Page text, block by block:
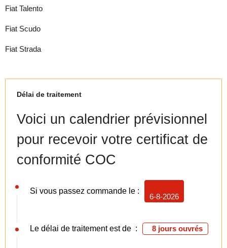
Fiat Talento
Fiat Scudo
Fiat Strada
Délai de traitement
Voici un calendrier prévisionnel
pour recevoir votre certificat de
conformité COC
Si vous passez commande le :
6-8-2026
Le délai de traitement est de : 8 jours ouvrés